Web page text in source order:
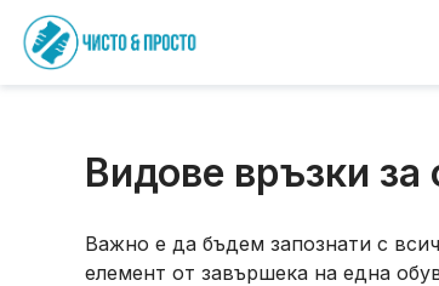
Видове връзки за
Важно е да бъдем запознати с
елемент от завършека на една